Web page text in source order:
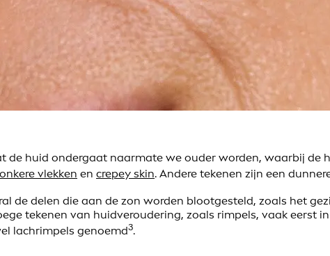
de huid ondergaat naarmate we ouder worden, waarbij de
vlekken en crepey skin. Andere tekenen zijn een
de delen die aan de zon worden blootgesteld, zoals het
tekenen van huidveroudering, zoals rimpels, vaak eerst
lachrimpels genoemd3.